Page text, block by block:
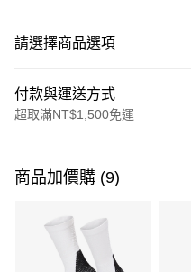
請選擇商品選項
付款與運送方式
超取滿NT$1,500免運
信用卡一次付款
3 期 0 利率 每期
合作金庫商業銀行
商品加價購 (9)